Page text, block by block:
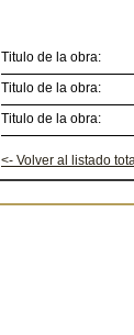
Titulo de la obra:
Titulo de la obra:
Titulo de la obra:
<- Volver al listado